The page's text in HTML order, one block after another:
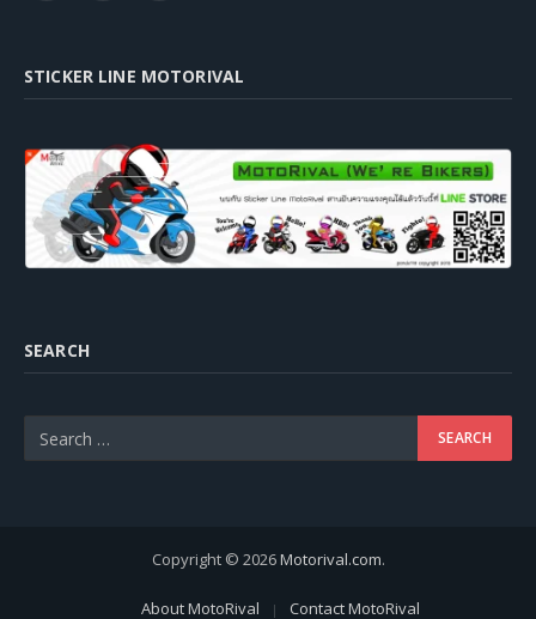
STICKER LINE MOTORIVAL
SEARCH
Copyright © 2026Motorival.com.
About MotoRival Contact MotoRival